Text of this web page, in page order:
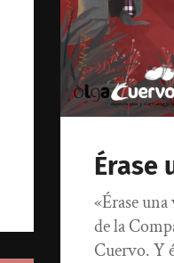
Érase
«Érase una
de la
Cuervo. Y